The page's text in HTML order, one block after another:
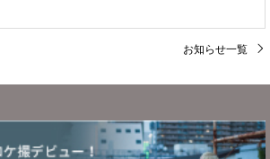
お知らせ一覧